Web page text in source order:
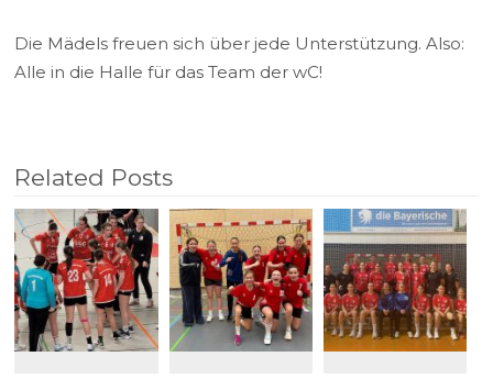
Die Mädels freuen sich über jede Unterstützung. Also:
Alle in die Halle für das Team der wC!
Related Posts